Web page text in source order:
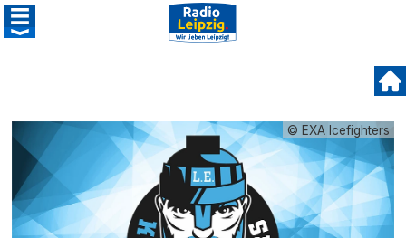
© EXA Icefighters